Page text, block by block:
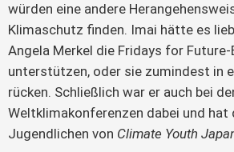
würden eine andere
Klimaschutz finden. Imai hätte es
Angela Merkel die Fridays for Future-
unterstützen, oder sie zumindest in
rücken. Schließlich war er auch bei
Weltklimakonferenzen dabei und
Jugendlichen von Climate Youth